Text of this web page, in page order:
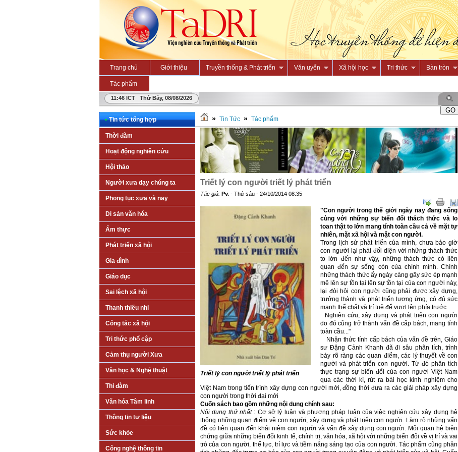
Trang chủ Giới thiệu Truyền thống & Phát triển Văn uyển Xã hội học Tri thức Bàn tròn
Tác phẩm
11:46 ICT Thứ Bảy, 08/08/2026
• Tin tức tổng hợp
Thời đàm
Hoạt động nghiên cứu
Hội thảo
Người xưa dạy chúng ta
Phong tục xưa và nay
Di sản văn hóa
Ẩm thực
Phát triển xã hội
Gia đình
Giáo dục
Sai lệch xã hội
Thanh thiếu nhi
Công tác xã hội
Tri thức phổ cập
Cảm thụ người Xưa
Văn học & Nghệ thuật
Thi đàm
Văn hóa Tâm linh
Thông tin tư liệu
Sức khỏe
Công nghệ thông tin
» Tin Tức » Tác phẩm
Triết lý con người triết lý phát triển
Tác giả: Pv. - Thứ sáu - 24/10/2014 08:35
Triết lý con người triết lý phát triển
"Con người trong thế giới ngày nay đang sống
cùng với những sự biến đổi thách thức và lo
toan thật to lớn mang tính toàn cầu cả về mặt tự
nhiên, mặt xã hội và mặt con người.
Trong lịch sử phát triển của mình, chưa bảo giờ
con người lại phải đối diện với những thách thức
to lớn đến như vậy, những thách thức có liên
quan đến sự sống còn của chính mình. Chính
những thách thức ấy ngày càng gây sức ép mạnh
mẽ lên sự tồn tại lên sự tồn tại của con người này,
lại đòi hỏi con người cũng phải được xây dựng,
trưởng thành và phát triển tương ứng, có đủ sức
mạnh thể chất và trí tuệ để vượt lên phía trước
Nghiên cứu, xây dựng và phát triển con người
do đó cũng trở thành vấn đề cấp bách, mang tính
toàn cầu..."
Nhận thức tính cấp bách của vấn đề trên, Giáo
sư Đặng Cảnh Khanh đã đi sâu phân tích, trình
bày rõ ràng các quan điểm, các lý thuyết về con
người và phát triển con người. Từ đó phân tích
thực trạng sự biến đổi của con người Việt Nam
qua các thời kì, rút ra bài học kinh nghiệm cho
Việt Nam trong tiến trình xây dựng con người mới, đồng thời đưa ra các giải pháp xây dựng
con người trong thời đại mới
Cuốn sách bao gồm những nội dung chính sau:
Nội dung thứ nhất: Cơ sở lý luận và phương pháp luận của việc nghiên cứu xây dựng hệ
thống những quan điểm về con người, xây dựng và phát triển con người. Làm rõ những vấn
đề có liên quan đến khái niệm con người và vấn đề xây dựng con người. Mối quan hệ biện
chứng giữa những biến đổi kinh tế, chính trị, văn hóa, xã hội với những biến đổi về vị trí và vai
trò của con người, thể lực, trí lực và tiềm năng sáng tạo của con người. Tác phẩm cũng phân